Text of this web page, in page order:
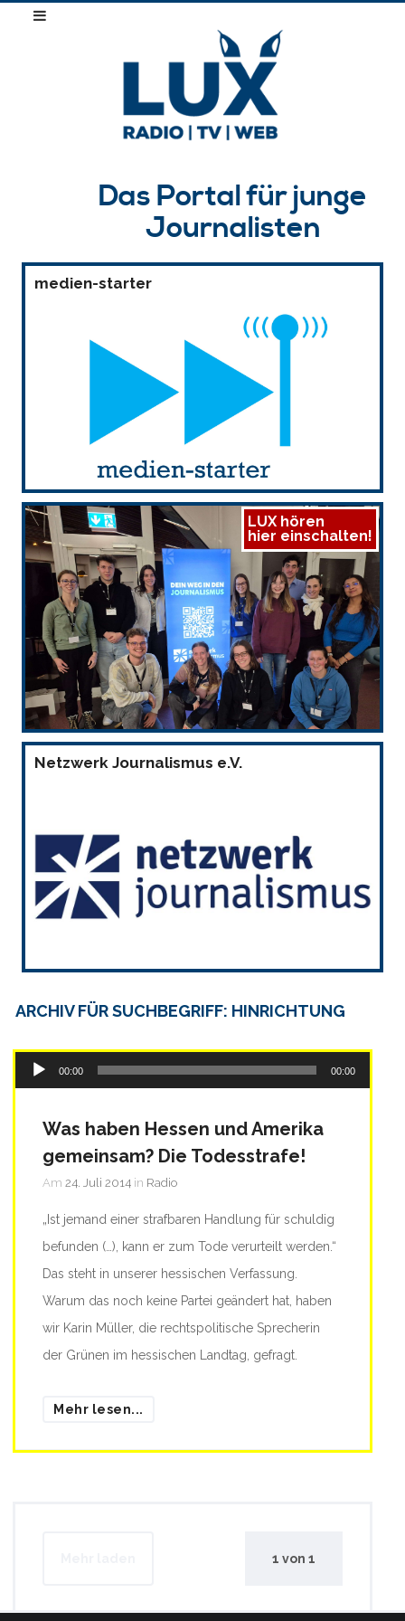
Das Portal für junge
Journalisten
medien-starter
LUX hören
hier einschalten!
Netzwerk Journalismus e.V.
ARCHIV FÜR SUCHBEGRIFF: HINRICHTUNG
Audio-
Player
00:00 00:00
Was haben Hessen und Amerika
gemeinsam? Die Todesstrafe!
Am 24. Juli 2014 in Radio
„Ist jemand einer strafbaren Handlung für schuldig
befunden (…), kann er zum Tode verurteilt werden.“
Das steht in unserer hessischen Verfassung.
Warum das noch keine Partei geändert hat, haben
wir Karin Müller, die rechtspolitische Sprecherin
der Grünen im hessischen Landtag, gefragt.
Mehr lesen...
1 von 1